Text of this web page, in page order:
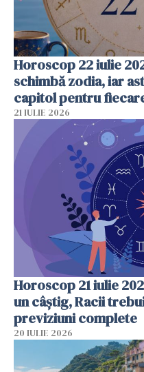
Horoscop 22 iulie
schimbă zodia, iar
capitol pentru
21 IULIE 2026
Horoscop 21 iulie
un câștig, Racii
previziuni complete
20 IULIE 2026